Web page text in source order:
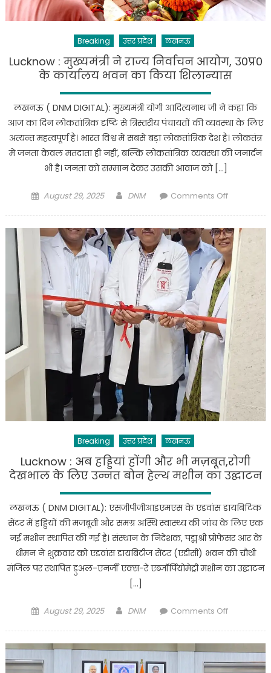
Breaking उत्तर प्रदेश लखनऊ
Lucknow : मुख्यमंत्री ने राज्य निर्वाचन आयोग, उ0प्र0
के कार्यालय भवन का किया शिलान्यास
लखनऊ ( DNM DIGITAL): मुख्यमंत्री योगी आदित्यनाथ जी ने कहा कि
आज का दिन लोकतांत्रिक दृष्टि से त्रिस्तरीय पंचायतों की व्यवस्था के लिए
अत्यन्त महत्वपूर्ण है। भारत विश्व में सबसे बड़ा लोकतांत्रिक देश है। लोकतंत्र
में जनता केवल मतदाता ही नहीं, बल्कि लोकतांत्रिक व्यवस्था की जनार्दन
भी है। जनता को सम्मान देकर उसकी आवाज को […]
Posted
August 29, 2025 Author
DNM Comments Offon
मुख्यमंत्री
ने
राज्य
निर्वाचन
आयोग,
उ0प्र0
के
कार्यालय
भवन
का
किया
शिलान्यास
Breaking उत्तर प्रदेश लखनऊ
Lucknow : अब हड्डियां होंगी और भी मज़बूत,रोगी
देखभाल के लिए उन्नत बोन हेल्थ मशीन का उद्घाटन
लखनऊ ( DNM DIGITAL): एसजीपीजीआइएमएस के एडवांस डायबिटिक
सेंटर में हड्डियों की मजबूती और समग्र अस्थि स्वास्थ्य की जांच के लिए एक
नई मशीन स्थापित की गई है। संस्थान के निदेशक, पद्मश्री प्रोफेसर आर के
धीमन ने शुक्रवार को एडवांस डायबिटीज सेंटर (एडीसी) भवन की चौथी
मंजिल पर स्थापित डुअल-एनर्जी एक्स-रे एब्जॉर्पियोमेट्री मशीन का उद्घाटन
[…]
Posted
August 29, 2025 Author
DNM Comments Offon
अब
हड्डियां